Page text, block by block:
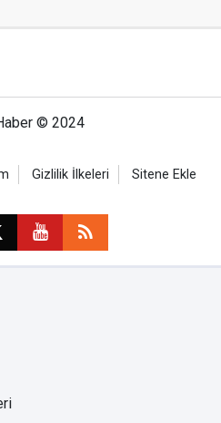
© 2024
Gizlilik İlkeleri Sitene Ekle